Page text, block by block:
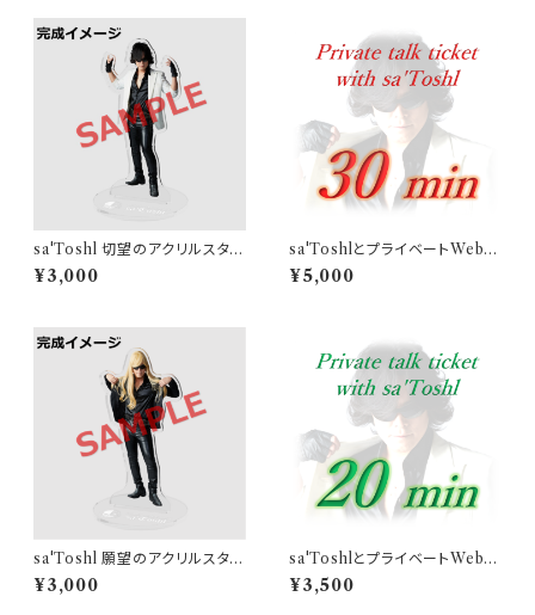
sa'Toshl 切望のアクリルスタン
ド
¥3,000
sa'ToshlとプライベートWebト
ーク（30分）
¥5,000
sa'Toshl 願望のアクリルスタン
ド
¥3,000
sa'ToshlとプライベートWebト
ーク（20分）
¥3,500